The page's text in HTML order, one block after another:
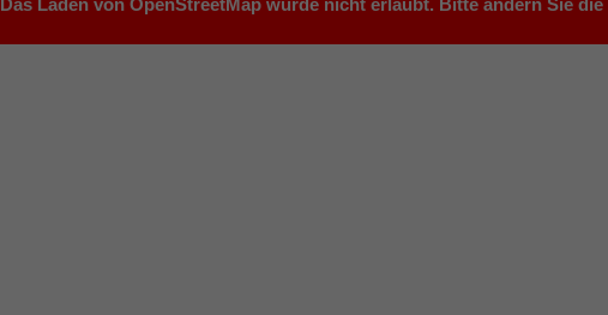
Das Laden von OpenStreetMap wurde nicht erlaubt. Bitte ändern Sie die